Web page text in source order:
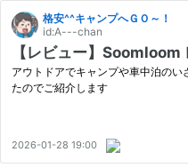
格安^^キャンプへＧＯ～！
id:A---chan
【レビュー】
アウトドアでキャンプや車中泊の
たのでご紹介します
2026-01-28 19:00